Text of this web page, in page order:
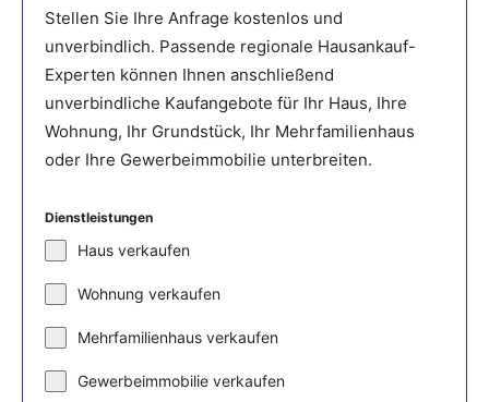
Stellen Sie Ihre Anfrage kostenlos und
unverbindlich. Passende regionale Hausankauf-
Experten können Ihnen anschließend
unverbindliche Kaufangebote für Ihr Haus, Ihre
Wohnung, Ihr Grundstück, Ihr Mehrfamilienhaus
oder Ihre Gewerbeimmobilie unterbreiten.
Dienstleistungen
Haus verkaufen
Wohnung verkaufen
Mehrfamilienhaus verkaufen
Gewerbeimmobilie verkaufen